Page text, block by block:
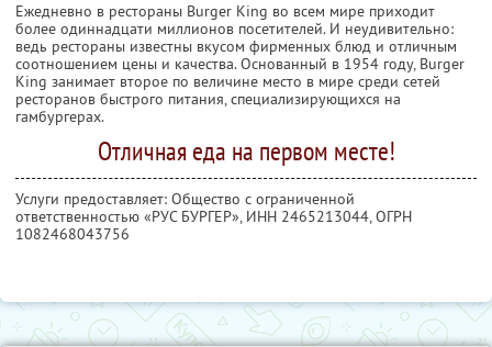
Ежедневно в рестораны Burger King во всем мире приходит
более одиннадцати миллионов посетителей. И неудивительно:
ведь рестораны известны вкусом фирменных блюд и отличным
соотношением цены и качества. Основанный в 1954 году, Burger
King занимает второе по величине место в мире среди сетей
ресторанов быстрого питания, специализирующихся на
гамбургерах.
Отличная еда на первом месте!
Услуги предоставляет: Общество с ограниченной
ответственностью «РУС БУРГЕР», ИНН 2465213044, ОГРН
1082468043756